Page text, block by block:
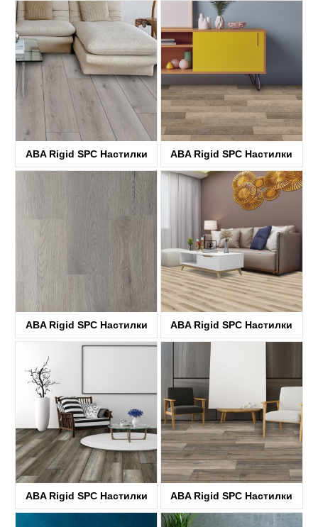
KTV8035 KTV4058
ABA Rigid SPC Настилки
KTV8036
ABA Rigid SPC Настилки
KTV8029
ABA Rigid SPC Настилки
KTV4038
ABA Rigid SPC Настилки
KTV8030
ABA Rigid SPC Настилки ABA Rigid SPC Настилки
KTV8031